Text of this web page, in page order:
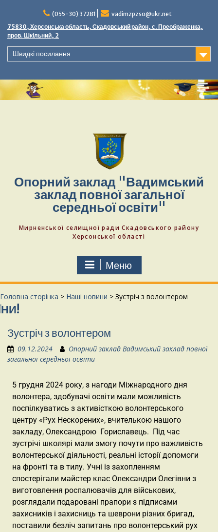
(055-30) 37281
vadimzpzso@ukr.net
75830, Херсонська область, Скадовський район, с. Преображенка,
пров. Шкільний, 2
Швидкі посилання
Опорний заклад "Вадимський
заклад повної загальної
середньої освіти"
Мирненської селищної ради Скадовського району
Херсонської області
Меню
Головна сторінка > Наші новини > Зустріч з волонтером
Зустріч з волонтером
09.12.2024
Опорний заклад Вадимський заклад повної
загальної середньої освіти
5 грудня 2024 року, з нагоди Міжнародного дня
волонтера, здобувачі освіти мали можливість
поспілкуватись з активісткою волонтерського
центру «Рух Нескорених», вчителькою нашого
закладу, Олександрою Гориславець. Під час
зустрічі школярі мали змогу почути про важливість
волонтерської діяльності, реальні історії допомоги
на фронті та в тилу. Учні із захопленням
спостерігали майстер клас Олександри Олегівни з
виготовлення роспалювачів для військових,
розглядали подаровані прапори з підписами
захисників і захисниць та шеврони різних бригад,
поставили безліч запитань про волонтерський рух